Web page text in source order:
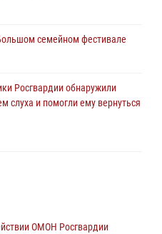
семейном фестивале
Росгвардии обнаружили
слуха и помогли ему вернуться
в чемпионатах Северо-
ОМОН Росгвардии